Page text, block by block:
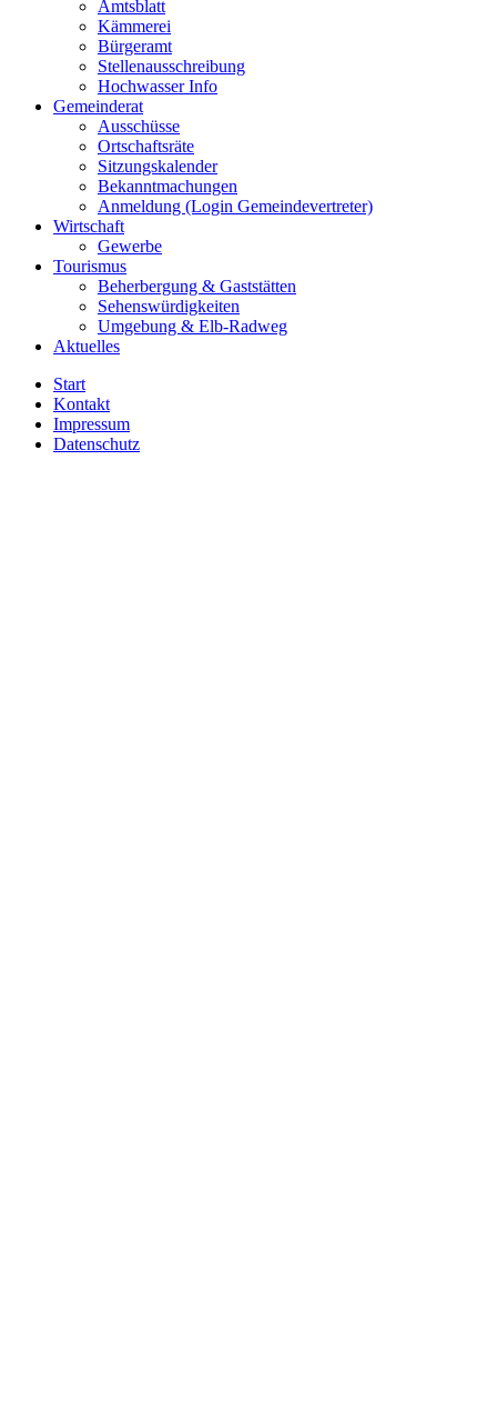
Amtsblatt
Kämmerei
Bürgeramt
Stellenausschreibung
Hochwasser Info
Gemeinderat
Ausschüsse
Ortschaftsräte
Sitzungskalender
Bekanntmachungen
Anmeldung (Login Gemeindevertreter)
Wirtschaft
Gewerbe
Tourismus
Beherbergung & Gaststätten
Sehenswürdigkeiten
Umgebung & Elb-Radweg
Aktuelles
Start
Kontakt
Impressum
Datenschutz